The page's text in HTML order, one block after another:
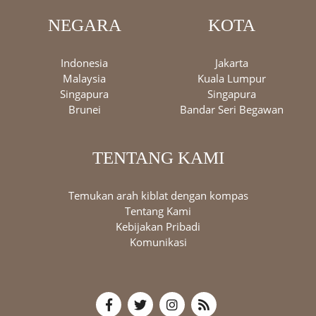
NEGARA
Indonesia
Malaysia
Singapura
Brunei
KOTA
Jakarta
Kuala Lumpur
Singapura
Bandar Seri Begawan
TENTANG KAMI
Temukan arah kiblat dengan kompas
Tentang Kami
Kebijakan Pribadi
Komunikasi